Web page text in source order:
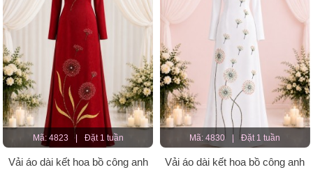
Mã: 4823 | Đặt 1 tuần
Vải áo dài kết hoa bồ công anh
Mã: 4830 | Đặt 1 tuần
Vải áo dài kết hoa bồ công anh